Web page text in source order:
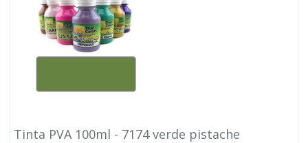
Tinta PVA 100ml - 7174 verde pistache